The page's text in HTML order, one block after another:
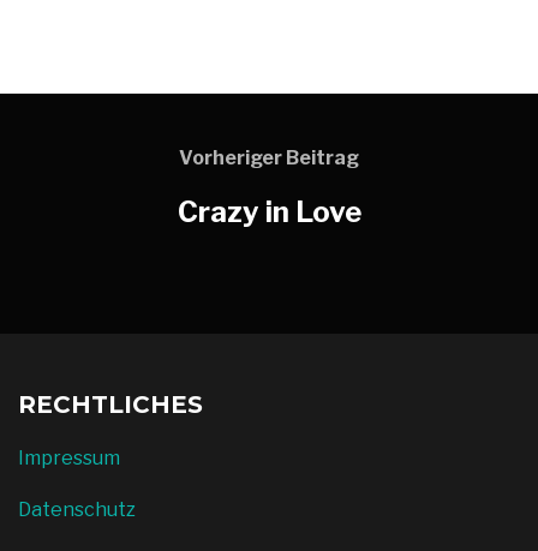
Vorheriger Beitrag
Crazy in Love
RECHTLICHES
Impressum
Datenschutz